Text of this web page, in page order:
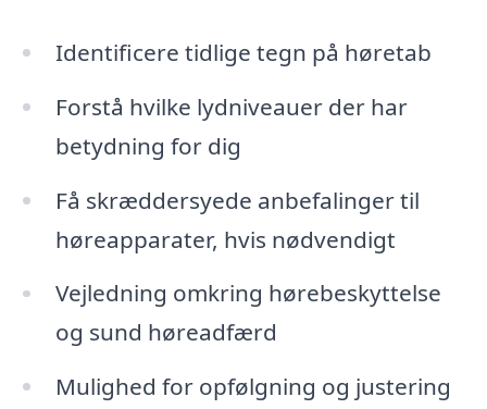
Identificere tidlige tegn på høretab
Forstå hvilke lydniveauer der har
betydning for dig
Få skræddersyede anbefalinger til
høreapparater, hvis nødvendigt
Vejledning omkring hørebeskyttelse
og sund høreadfærd
Mulighed for opfølgning og justering